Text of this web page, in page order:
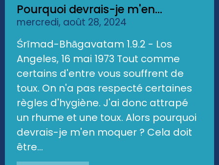
Pourquoi devrais-je m'en...
mercredi, août 28, 2024
Śrīmad-Bhāgavatam 1.9.2 - Los
Angeles, 16 mai 1973 Tout comme
certains d'entre vous souffrent de
toux. On n'a pas respecté certaines
règles d'hygiène. J'ai donc attrapé
un rhume et une toux. Alors pourquoi
devrais-je m'en moquer ? Cela doit
être...